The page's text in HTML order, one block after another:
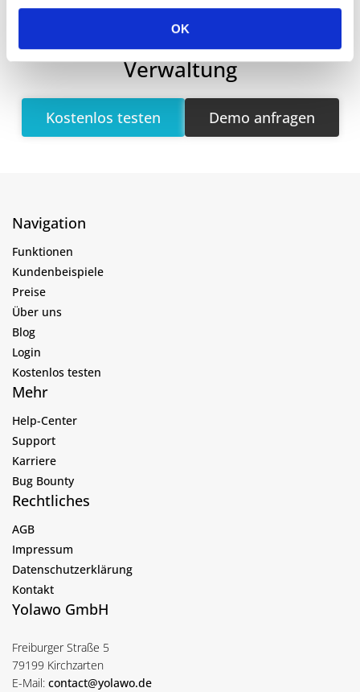
OK
Mehr Teilnehmende, weniger
Verwaltung
Kostenlos testen Demo anfragen
Navigation
Funktionen
Kundenbeispiele
Preise
Über uns
Blog
Login
Kostenlos testen
Mehr
Help-Center
Support
Karriere
Bug Bounty
Rechtliches
AGB
Impressum
Datenschutzerklärung
Kontakt
Yolawo GmbH
Freiburger Straße 5
79199 Kirchzarten
E-Mail: contact@yolawo.de